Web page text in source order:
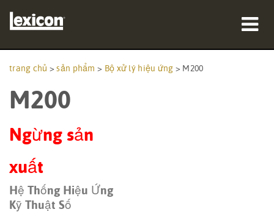
sản phẩm
nơi mua
Nghiên cứu trường hợp
đào tạo
hỗ trợ
trang chủ >sản phẩm > Bộ xử lý hiệu ứng > M200
M200
Ngừng sản
xuất
Hệ Thống Hiệu Ứng
Kỹ Thuật Số